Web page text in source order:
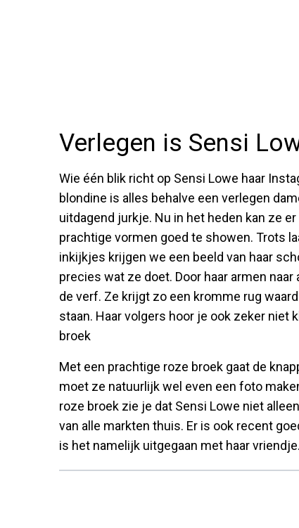
Verlegen is Sensi
Wie één blik richt op Sensi Lowe haar
blondine is alles behalve een verlegen
uitdagend jurkje. Nu in het heden kan ze
prachtige vormen goed te showen. Trots
inkijkjes krijgen we een beeld van haar
precies wat ze doet. Door haar armen
de verf. Ze krijgt zo een kromme rug
staan. Haar volgers hoor je ook zeker niet
broek
Met een prachtige roze broek gaat de
moet ze natuurlijk wel even een foto
roze broek zie je dat Sensi Lowe niet
van alle markten thuis. Er is ook recent
is het namelijk uitgegaan met haar